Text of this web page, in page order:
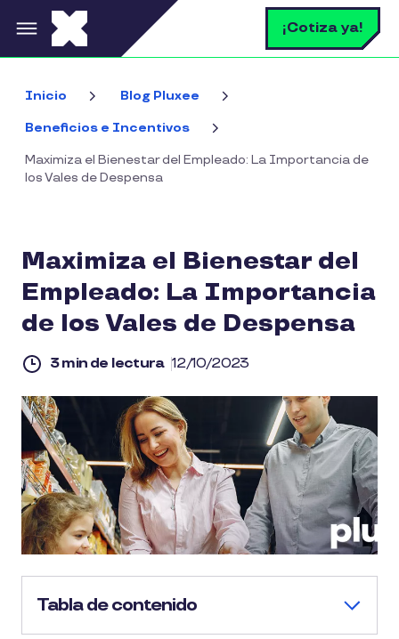
Pasar al contenido principal ¡Cotiza ya!
Inicio Blog Pluxee
Beneficios e Incentivos
Maximiza el Bienestar del Empleado: La Importancia de
los Vales de Despensa
Maximiza el Bienestar del
Empleado: La Importancia
de los Vales de Despensa
3 min de lectura 12/10/2023
Tabla de contenido